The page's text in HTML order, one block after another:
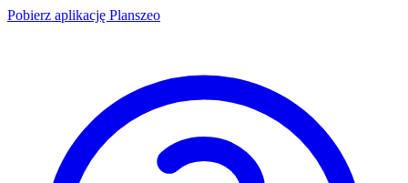
Pobierz aplikację Planszeo